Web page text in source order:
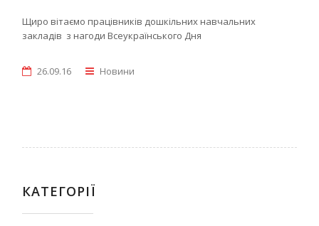
Щиро вітаємо працівників дошкільних навчальних
закладів з нагоди Всеукраїнського Дня
26.09.16 Новини
КАТЕГОРІЇ